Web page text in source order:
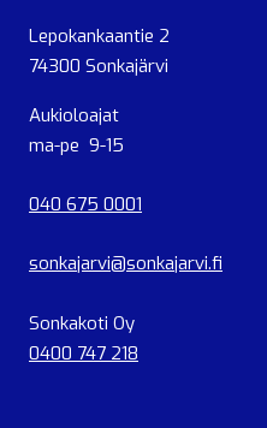
Lepokankaantie 2
74300 Sonkajärvi
Aukioloajat
ma-pe 9-15
040 675 0001
sonkajarvi@sonkajarvi.fi
Sonkakoti Oy
0400 747 218